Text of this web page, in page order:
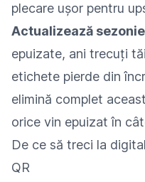
plecare ușor pentru
Actualizează
epuizate, ani trecuți
etichete pierde din
elimină complet
orice vin epuizat în
De ce să treci la
QR